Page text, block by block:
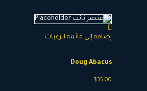
إضافة إلى قائمة الرغبات
Doug Abacus
$35.00